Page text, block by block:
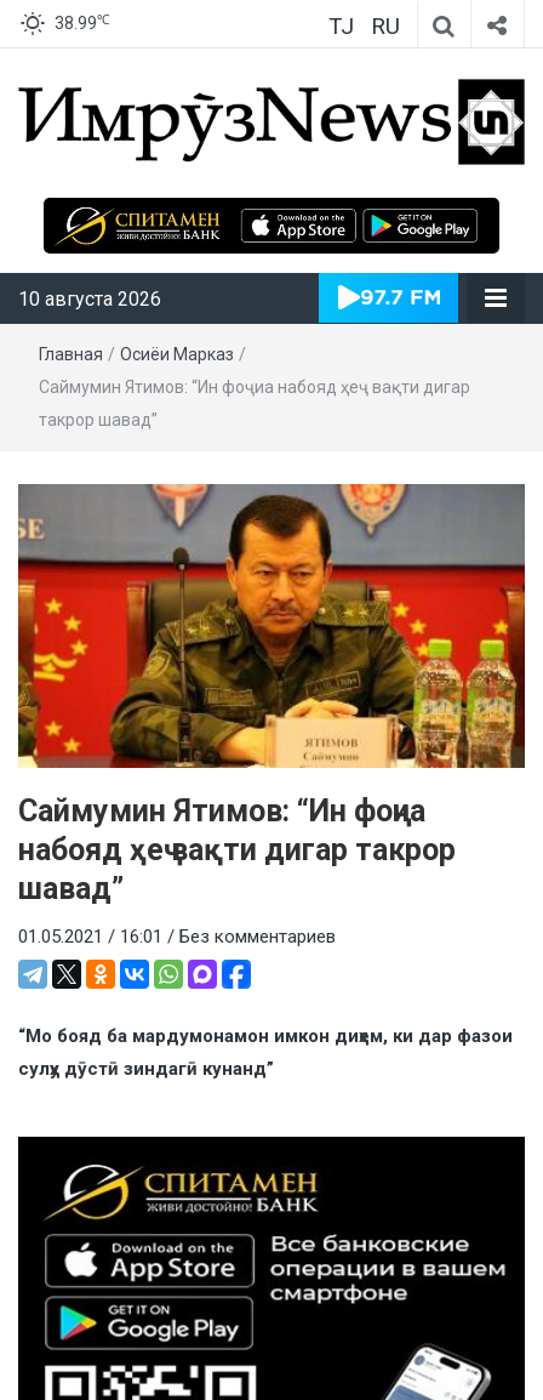
38.99℃ TJ RU
ИмрӯзNews
10 августа 2026
Главная / Осиёи Марказӣ /
Саймумин Ятимов: “Ин фоҷиа набояд ҳеҷ вақти дигар
такрор шавад”
Саймумин Ятимов: “Ин фоҷиа
набояд ҳеҷ вақти дигар такрор
шавад”
01.05.2021 / 16:01 / Без комментариев
“Мо бояд ба мардумонамон имкон диҳем, ки дар фазои
сулҳу дӯстӣ зиндагӣ кунанд”